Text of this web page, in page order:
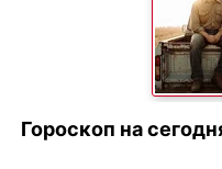
Гороскоп на